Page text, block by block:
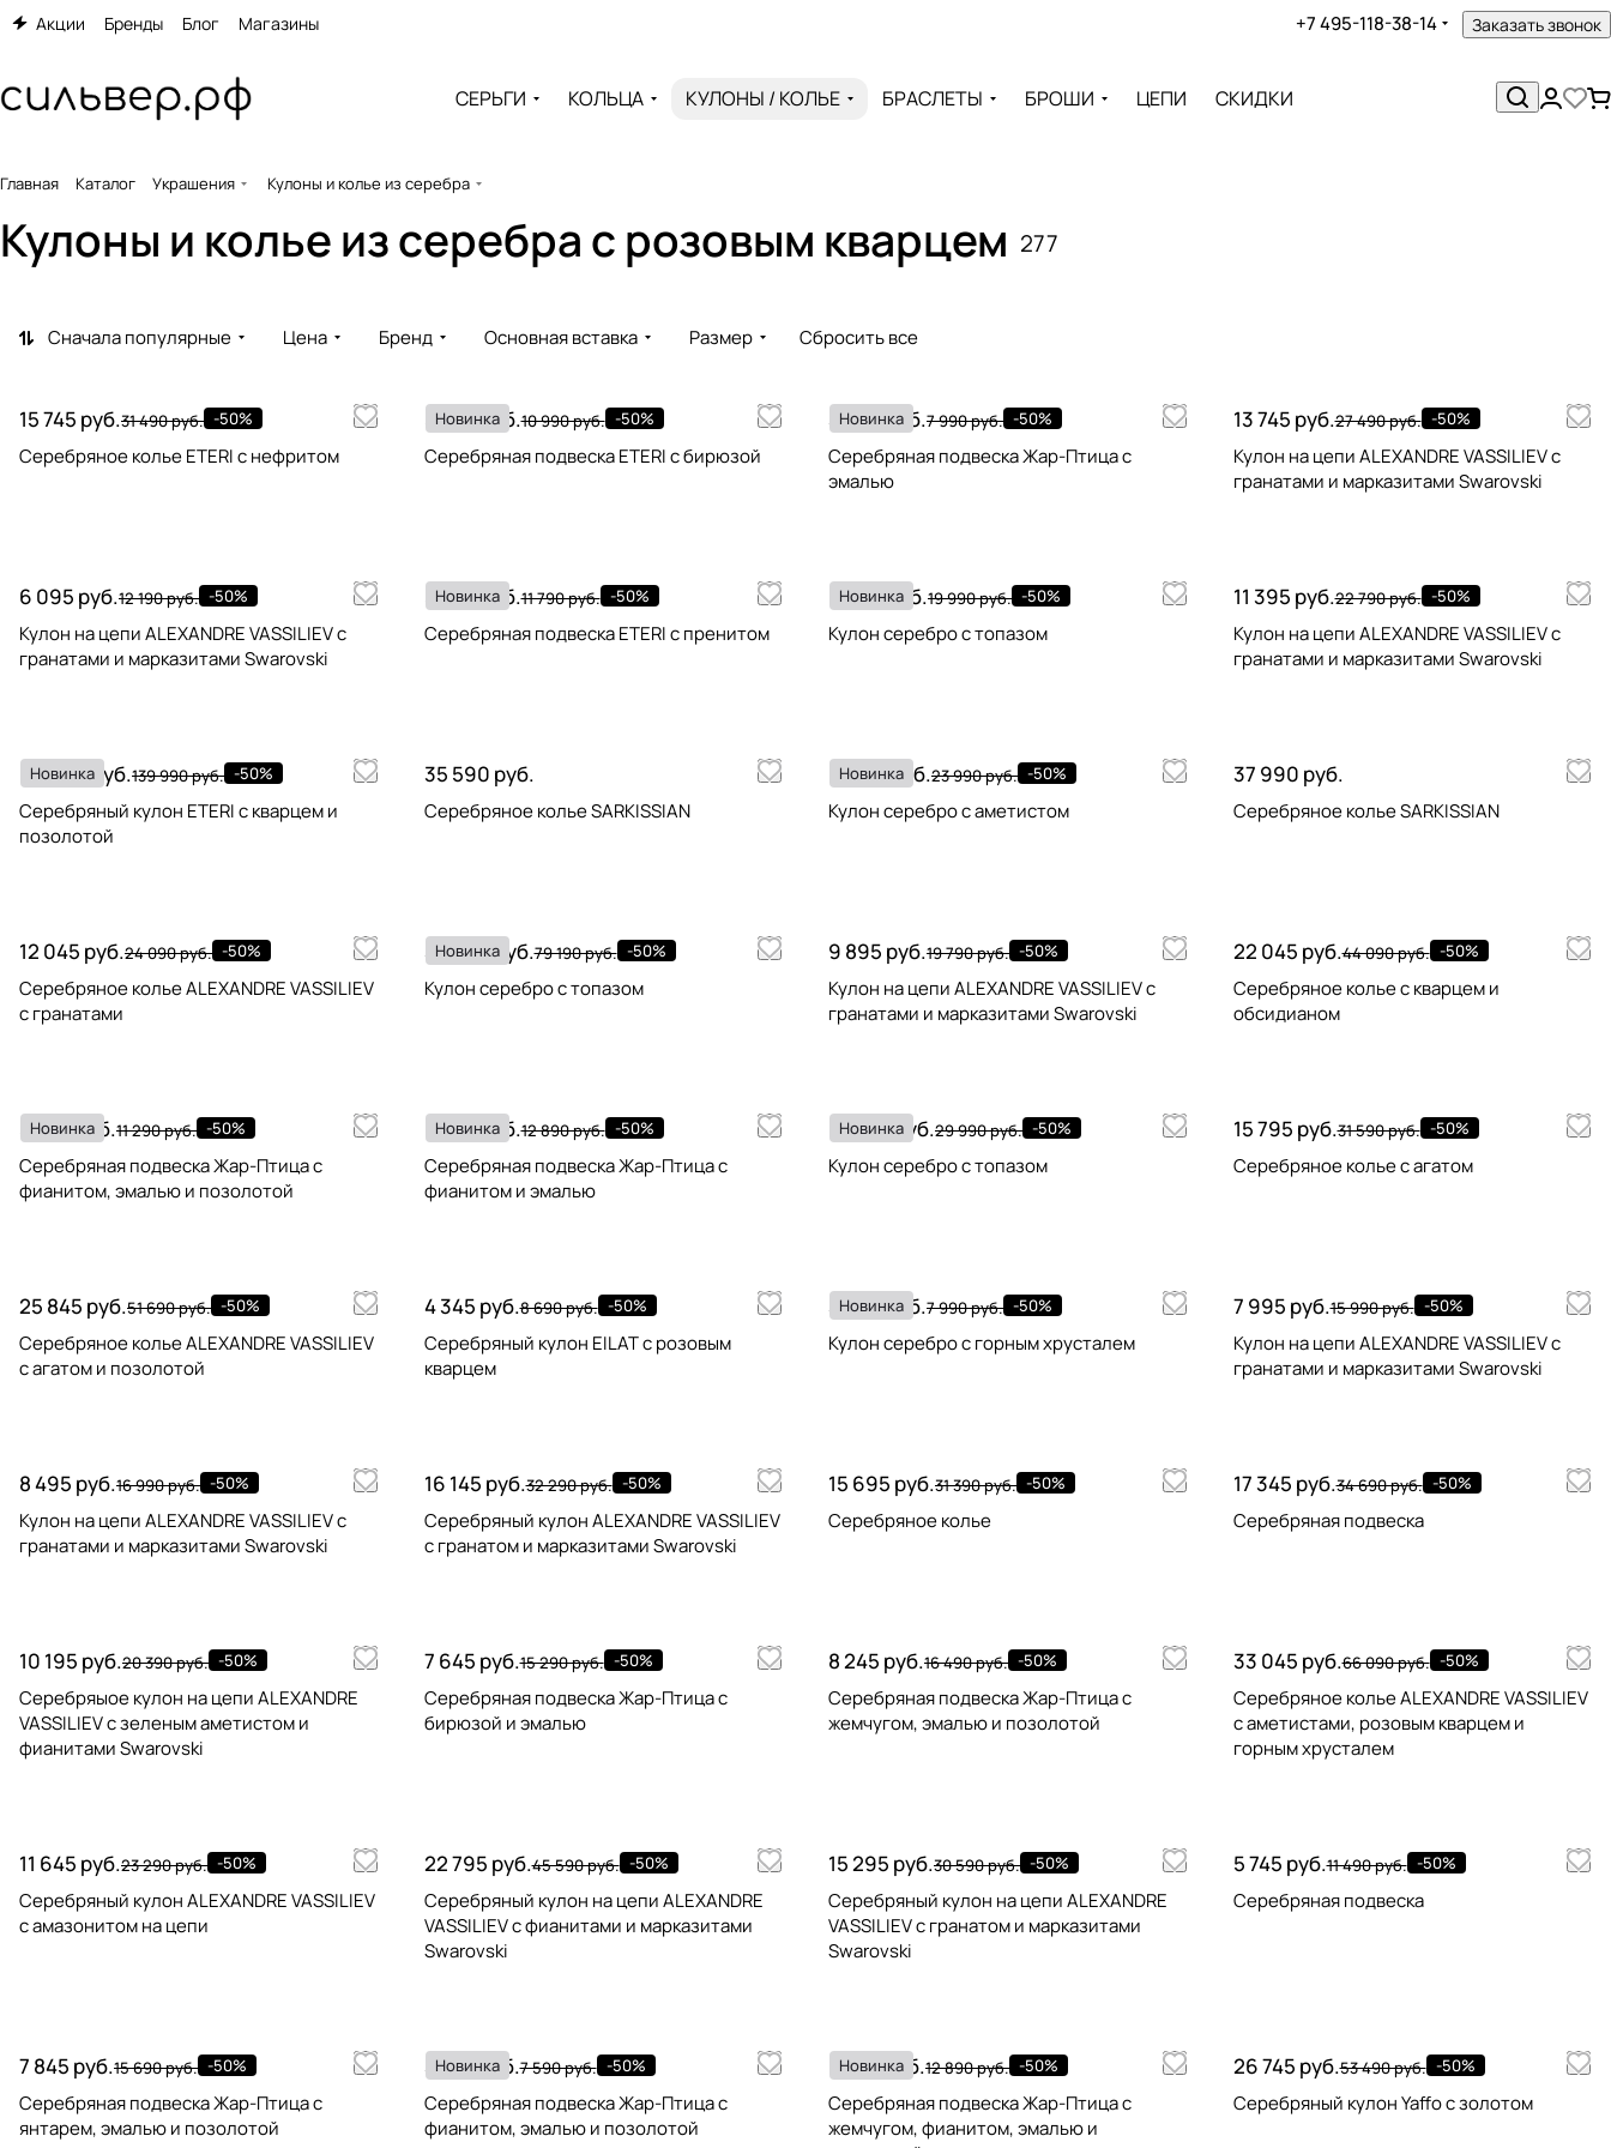
Акции Бренды Блог Магазины +7 495-118-38-14 Заказать звонок
СЕРЬГИ КОЛЬЦА КУЛОНЫ / КОЛЬЕ БРАСЛЕТЫ БРОШИ ЦЕПИ СКИДКИ
Главная Каталог Украшения Кулоны и колье из серебра
Кулоны и колье из серебра с розовым кварцем 277
Сначала популярные Цена Бренд Основная вставка Размер Сбросить все
15 745 руб.31 490 руб. -50%
Серебряное колье ETERI с нефритом
Новинка
5 495 руб.10 990 руб. -50%
Серебряная подвеска ETERI с бирюзой
Новинка
3 995 руб.7 990 руб. -50%
Серебряная подвеска Жар-Птица с
эмалью
13 745 руб.27 490 руб. -50%
Кулон на цепи ALEXANDRE VASSILIEV с
гранатами и марказитами Swarovski
6 095 руб.12 190 руб. -50%
Кулон на цепи ALEXANDRE VASSILIEV с
гранатами и марказитами Swarovski
Новинка
5 895 руб.11 790 руб. -50%
Серебряная подвеска ETERI с пренитом
Новинка
9 995 руб.19 990 руб. -50%
Кулон серебро с топазом
11 395 руб.22 790 руб. -50%
Кулон на цепи ALEXANDRE VASSILIEV с
гранатами и марказитами Swarovski
Новинка
69 995 руб.139 990 руб. -50%
Серебряный кулон ETERI с кварцем и
позолотой
35 590 руб.
Серебряное колье SARKISSIAN
Новинка
11 995 руб.23 990 руб. -50%
Кулон серебро с аметистом
37 990 руб.
Серебряное колье SARKISSIAN
12 045 руб.24 090 руб. -50%
Серебряное колье ALEXANDRE VASSILIEV
с гранатами
Новинка
39 595 руб.79 190 руб. -50%
Кулон серебро с топазом
9 895 руб.19 790 руб. -50%
Кулон на цепи ALEXANDRE VASSILIEV с
гранатами и марказитами Swarovski
22 045 руб.44 090 руб. -50%
Серебряное колье с кварцем и
обсидианом
Новинка
5 645 руб.11 290 руб. -50%
Серебряная подвеска Жар-Птица с
фианитом, эмалью и позолотой
Новинка
6 445 руб.12 890 руб. -50%
Серебряная подвеска Жар-Птица с
фианитом и эмалью
Новинка
14 995 руб.29 990 руб. -50%
Кулон серебро с топазом
15 795 руб.31 590 руб. -50%
Серебряное колье с агатом
25 845 руб.51 690 руб. -50%
Серебряное колье ALEXANDRE VASSILIEV
с агатом и позолотой
4 345 руб.8 690 руб. -50%
Серебряный кулон EILAT с розовым
кварцем
Новинка
3 995 руб.7 990 руб. -50%
Кулон серебро с горным хрусталем
7 995 руб.15 990 руб. -50%
Кулон на цепи ALEXANDRE VASSILIEV с
гранатами и марказитами Swarovski
8 495 руб.16 990 руб. -50%
Кулон на цепи ALEXANDRE VASSILIEV с
гранатами и марказитами Swarovski
16 145 руб.32 290 руб. -50%
Серебряный кулон ALEXANDRE VASSILIEV
с гранатом и марказитами Swarovski
15 695 руб.31 390 руб. -50%
Серебряное колье
17 345 руб.34 690 руб. -50%
Серебряная подвеска
10 195 руб.20 390 руб. -50%
Серебряыое кулон на цепи ALEXANDRE
VASSILIEV с зеленым аметистом и
фианитами Swarovski
7 645 руб.15 290 руб. -50%
Серебряная подвеска Жар-Птица с
бирюзой и эмалью
8 245 руб.16 490 руб. -50%
Серебряная подвеска Жар-Птица с
жемчугом, эмалью и позолотой
33 045 руб.66 090 руб. -50%
Серебряное колье ALEXANDRE VASSILIEV
с аметистами, розовым кварцем и
горным хрусталем
11 645 руб.23 290 руб. -50%
Серебряный кулон ALEXANDRE VASSILIEV
с амазонитом на цепи
22 795 руб.45 590 руб. -50%
Серебряный кулон на цепи ALEXANDRE
VASSILIEV с фианитами и марказитами
Swarovski
15 295 руб.30 590 руб. -50%
Серебряный кулон на цепи ALEXANDRE
VASSILIEV с гранатом и марказитами
Swarovski
5 745 руб.11 490 руб. -50%
Серебряная подвеска
7 845 руб.15 690 руб. -50%
Серебряная подвеска Жар-Птица с
янтарем, эмалью и позолотой
Новинка
3 795 руб.7 590 руб. -50%
Серебряная подвеска Жар-Птица с
фианитом, эмалью и позолотой
Новинка
6 445 руб.12 890 руб. -50%
Серебряная подвеска Жар-Птица с
жемчугом, фианитом, эмалью и
26 745 руб.53 490 руб. -50%
Серебряный кулон Yaffo с золотом